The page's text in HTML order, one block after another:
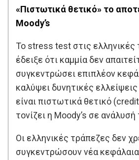
«Πιστωτικά θετικό» το
Moody’s
Το stress test στις ελληνικές
έδειξε ότι καμμία δεν
συγκεντρώσει επιπλέον
καλύψει δυνητικές
είναι πιστωτικά θετικό
τονίζει η Moody’s σε ανάλυσή
Oι ελληνικές τράπεζες δεν
συγκεντρώσουν νέα